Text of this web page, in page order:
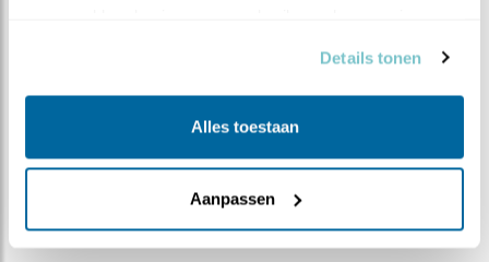
Details tonen
Alles toestaan
Aanpassen
Spannend begin
Natuurman Jonathan | Geplaatst op 5 maart 2020,
Vind ik leuk| Bewaar dit filmpje
Het nieuwe seizoen is weer van start gegaan!